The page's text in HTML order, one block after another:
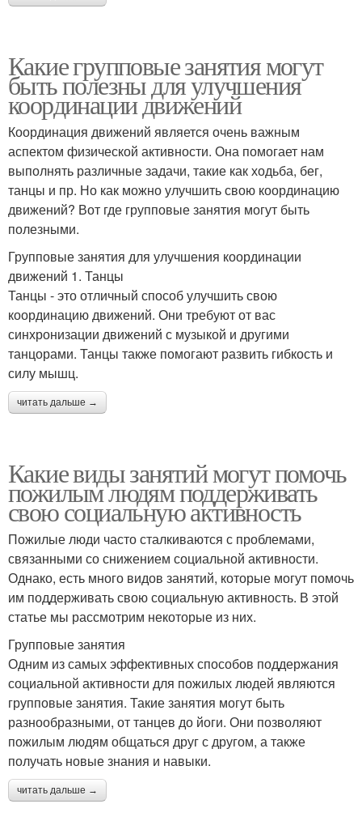
Какие групповые занятия могут
быть полезны для улучшения
координации движений
Координация движений является очень важным
аспектом физической активности. Она помогает нам
выполнять различные задачи, такие как ходьба, бег,
танцы и пр. Но как можно улучшить свою координацию
движений? Вот где групповые занятия могут быть
полезными.
Групповые занятия для улучшения координации
движений 1. Танцы
Танцы - это отличный способ улучшить свою
координацию движений. Они требуют от вас
синхронизации движений с музыкой и другими
танцорами. Танцы также помогают развить гибкость и
силу мышц.
читать дальше →
Какие виды занятий могут помочь
пожилым людям поддерживать
свою социальную активность
Пожилые люди часто сталкиваются с проблемами,
связанными со снижением социальной активности.
Однако, есть много видов занятий, которые могут помочь
им поддерживать свою социальную активность. В этой
статье мы рассмотрим некоторые из них.
Групповые занятия
Одним из самых эффективных способов поддержания
социальной активности для пожилых людей являются
групповые занятия. Такие занятия могут быть
разнообразными, от танцев до йоги. Они позволяют
пожилым людям общаться друг с другом, а также
получать новые знания и навыки.
читать дальше →